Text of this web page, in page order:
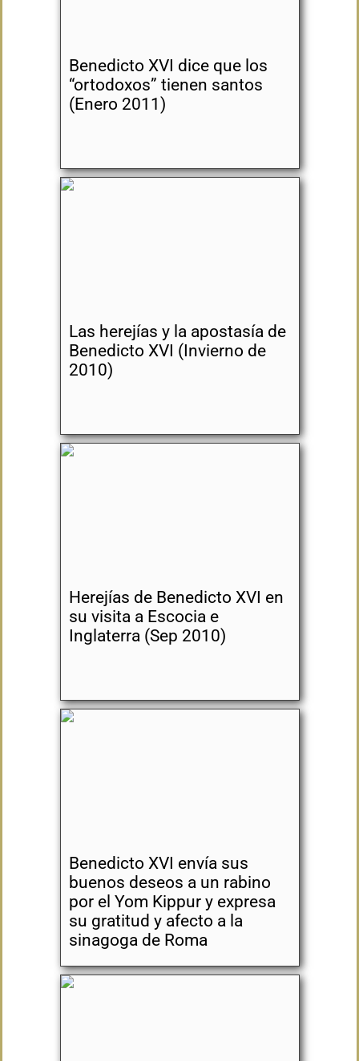
Benedicto XVI dice que los
“ortodoxos” tienen santos
(Enero 2011)
Las herejías y la apostasía de
Benedicto XVI (Invierno de
2010)
Herejías de Benedicto XVI en
su visita a Escocia e
Inglaterra (Sep 2010)
Benedicto XVI envía sus
buenos deseos a un rabino
por el Yom Kippur y expresa
su gratitud y afecto a la
sinagoga de Roma